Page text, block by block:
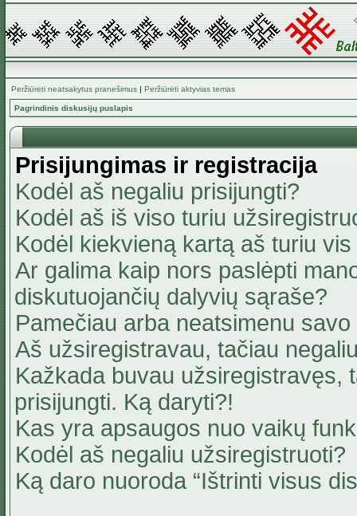
Peržiūrėti neatsakytus pranešimus | Peržiūrėti aktyvias temas
Pagrindinis diskusijų puslapis
Prisijungimas ir registracija
Kodėl aš negaliu prisijungti?
Kodėl aš iš viso turiu
Kodėl kiekvieną kartą aš turiu
Ar galima kaip nors paslėpti
diskutuojančių dalyvių sąraše?
Pamečiau arba neatsimenu
Aš užsiregistravau, tačiau
Kažkada buvau užsiregistravęs,
prisijungti. Ką daryti?!
Kas yra apsaugos nuo vaikų
Kodėl aš negaliu užsiregistruoti?
Ką daro nuoroda “Ištrinti visus